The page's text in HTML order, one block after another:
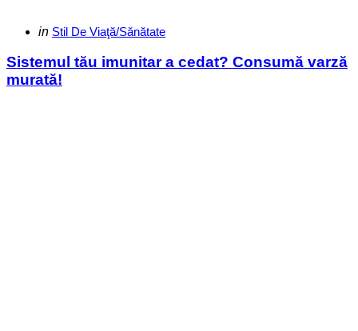
Categories
Posted
in Stil De Viaţă/Sănătate
Sistemul tău imunitar a cedat? Consumă varză
murată!